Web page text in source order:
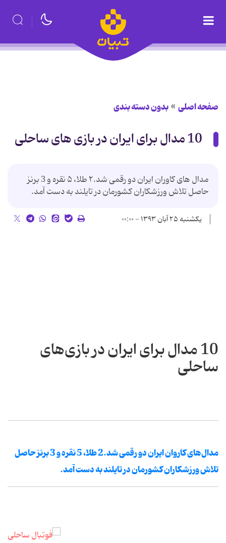
صفحه اصلی بدون دسته بندی
10 مدال برای ایران در بازی های ساحلی
مدال های کاوران ایران دو رقمی شد.۲ طلا، ۵ نقره و 3 برنز
حاصل تلاش ورزشکاران کشورمان در تایلند به دست آمد.
یکشنبه ۲۵ آبان ۱۳۹۳ - ۰۰:۰۰
10 مدال برای ایران در بازی‌های
ساحلی
مدال‌های کاروان ایران دو رقمی شد.2 طلا، 5 نقره و 3 برنز حاصل
تلاش ورزشکاران کشورمان در تایلند به دست آمد.